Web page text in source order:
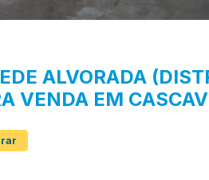
ALVORADA
VENDA EM